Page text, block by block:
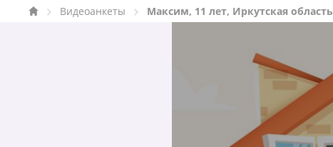
Видеоанкеты Максим, 11 лет, Иркутская область